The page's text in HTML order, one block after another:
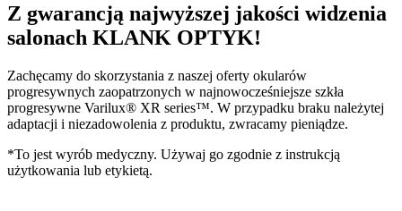
Z gwarancją najwyższej jakości widzenia
salonach KLANK OPTYK!
Zachęcamy do skorzystania z naszej oferty okularów
progresywnych zaopatrzonych w najnowocześniejsze szkła
progresywne Varilux® XR series™. W przypadku braku należytej
adaptacji i niezadowolenia z produktu, zwracamy pieniądze.
*To jest wyrób medyczny. Używaj go zgodnie z instrukcją
użytkowania lub etykietą.